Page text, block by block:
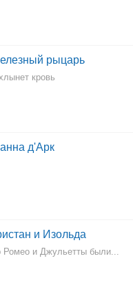
рыцарь
кровь
д'Арк
и Изольда
Ромео и Джульетты были...